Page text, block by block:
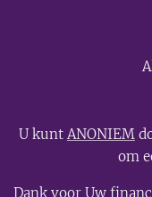
U kuntANONIEM
om
Dank voor Uw